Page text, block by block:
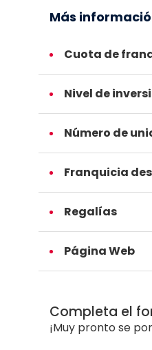
Más
Cuota de
Nivel de
Número de
Franquicia
Regalías
Página Web
Completa el
¡Muy pronto se